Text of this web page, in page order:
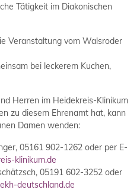
Tätigkeit im Diakonischen
Veranstaltung vom Walsroder
bei leckerem Kuchen,
Herren im Heidekreis-Klinikum
zu diesem Ehrenamt hat, kann
Damen wenden:
05161 902-1262 oder per E-
klinikum.de
05191 602-3252 oder
deutschland.de